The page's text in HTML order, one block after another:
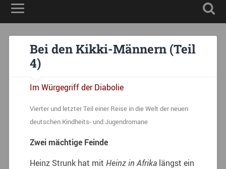
Bei den Kikki-Männern (Teil
4)
Im Würgegriff der Diabolie
Vierter und letzter Teil einer Reise in die Welt der neuen
deutschen Kindheits- und Jugendromane
Zwei mächtige Feinde
Heinz Strunk hat mitHeinz in Afrika längst ein